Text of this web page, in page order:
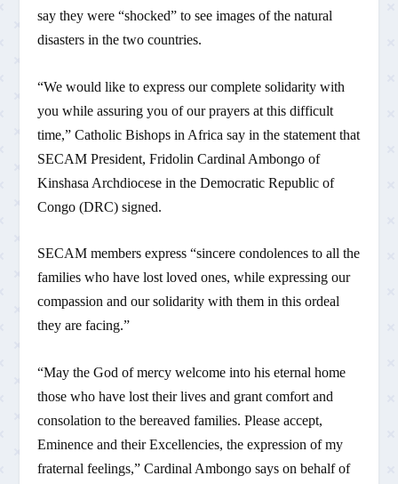
say they were “shocked” to see images of the natural
disasters in the two countries.
“We would like to express our complete solidarity with
you while assuring you of our prayers at this difficult
time,” Catholic Bishops in Africa say in the statement that
SECAM President, Fridolin Cardinal Ambongo of
Kinshasa Archdiocese in the Democratic Republic of
Congo (DRC) signed.
SECAM members express “sincere condolences to all the
families who have lost loved ones, while expressing our
compassion and our solidarity with them in this ordeal
they are facing.”
“May the God of mercy welcome into his eternal home
those who have lost their lives and grant comfort and
consolation to the bereaved families. Please accept,
Eminence and their Excellencies, the expression of my
fraternal feelings,” Cardinal Ambongo says on behalf of